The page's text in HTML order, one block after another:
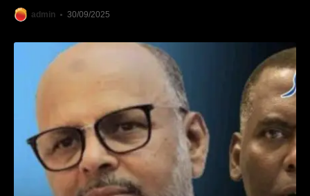
admin 30/09/2025